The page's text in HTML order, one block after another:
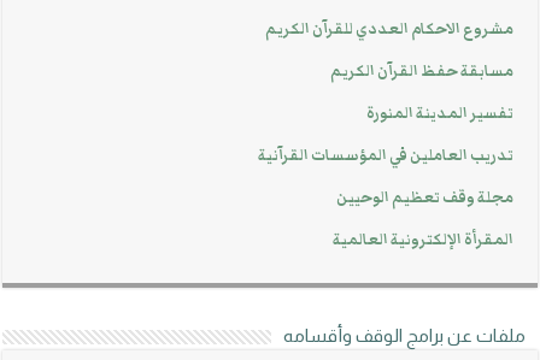
مشروع الاحكام العددي للقرآن الكريم
مسابقة حفظ القرآن الكريم
تفسير المدينة المنورة
تدريب العاملين في المؤسسات القرآنية
مجلة وقف تعظيم الوحيين
المقرأة الإلكترونية العالمية
ملفات عن برامج الوقف وأقسامه